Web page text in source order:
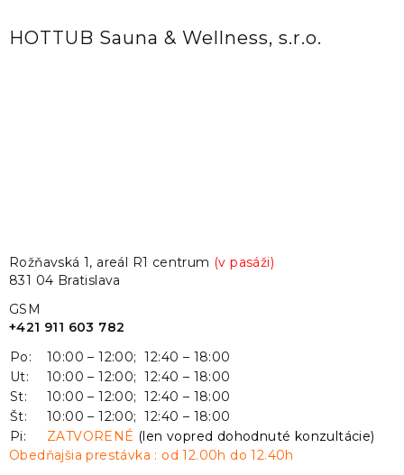
HOTTUB Sauna & Wellness, s.r.o.
Rožňavská 1, areál R1 centrum (v pasáži)
831 04 Bratislava
GSM
+421 911 603 782
Po:
10:00 – 12:00; 12:40 – 18:00
Ut:
10:00 – 12:00; 12:40 – 18:00
St:
10:00 – 12:00; 12:40 – 18:00
Št:
10:00 – 12:00; 12:40 – 18:00
Pi:
ZATVORENÉ (len vopred dohodnuté konzultácie)
Obedňajšia prestávka : od 12.00h do 12.40h